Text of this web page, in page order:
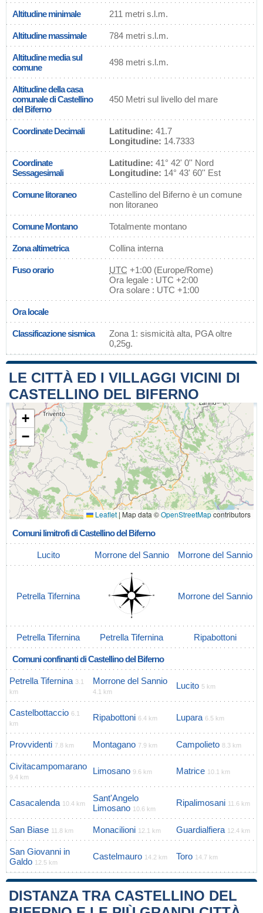
Altitudine minimale 211 metri s.l.m.
Altitudine massimale 784 metri s.l.m.
Altitudine media sul
comune
498 metri s.l.m.
Altitudine della casa
comunale di Castellino
del Biferno
450 Metri sul livello del mare
Coordinate Decimali Latitudine: 41.7
Longitudine: 14.7333
Coordinate
Sessagesimali
Latitudine: 41° 42' 0'' Nord
Longitudine: 14° 43' 60'' Est
Comune litoraneo
Castellino del Biferno è un comune
non litoraneo
Comune Montano Totalmente montano
Zona altimetrica Collina interna
Fuso orario UTC +1:00 (Europe/Rome)
Ora legale : UTC +2:00
Ora solare : UTC +1:00
Ora locale
Classificazione sismica
Zona 1: sismicità alta, PGA oltre
0,25g.
LE CITTÀ ED I VILLAGGI VICINI DI
CASTELLINO DEL BIFERNO
+
−
Leaflet | Map data ©OpenStreetMapcontributors
Comuni limitrofi di Castellino del Biferno
Lucito Morrone del Sannio Morrone del Sannio
Petrella Tifernina Morrone del Sannio
Petrella Tifernina Petrella Tifernina Ripabottoni
Comuni confinanti di Castellino del Biferno
Petrella Tifernina 3.1
km
Morrone del Sannio
4.1 km
Lucito 5 km
Castelbottaccio 6.1
km
Ripabottoni 6.4 km Lupara 6.5 km
Provvidenti 7.8 km Montagano 7.9 km Campolieto 8.3 km
Civitacampomarano
9.4 km
Limosano 9.6 km Matrice 10.1 km
Casacalenda 10.4 km
Sant'Angelo
Limosano 10.6 km
Ripalimosani 11.6 km
San Biase 11.8 km Monacilioni 12.1 km Guardialfiera 12.4 km
San Giovanni in
Galdo 12.5 km
Castelmauro 14.2 km Toro 14.7 km
DISTANZA TRA CASTELLINO DEL